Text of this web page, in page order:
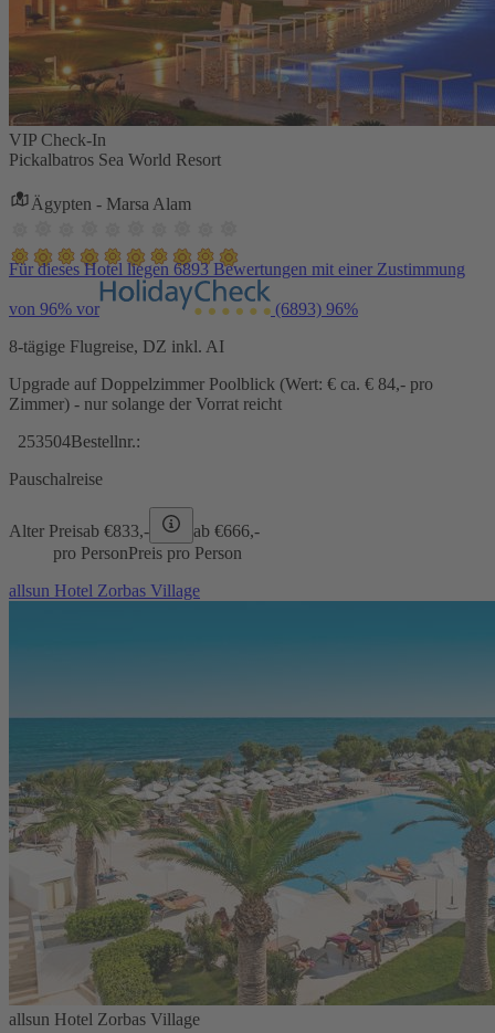
VIP Check-In
Pickalbatros Sea World Resort
Ägypten - Marsa Alam
Für dieses Hotel liegen 6893 Bewertungen mit einer Zustimmung
von 96% vor (6893) 96%
8-tägige Flugreise, DZ inkl. AI
Upgrade auf Doppelzimmer Poolblick (Wert: € ca. € 84,- pro
Zimmer) - nur solange der Vorrat reicht
253504Bestellnr.:
Pauschalreise
Alter Preisab €833,- ab €666,-
pro PersonPreis pro Person
allsun Hotel Zorbas Village
allsun Hotel Zorbas Village